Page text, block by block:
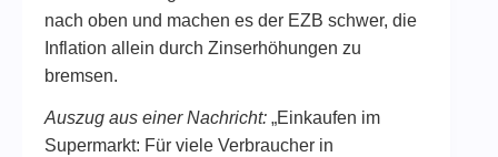
nach oben und machen es der EZB schwer, die
Inflation allein durch Zinserhöhungen zu
bremsen.
Auszug aus einer Nachricht: „Einkaufen im
Supermarkt: Für viele Verbraucher in